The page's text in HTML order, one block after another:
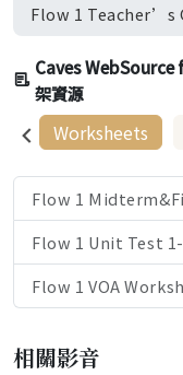
Flow 1 Teacher’s
Caves WebSource
架資源
Worksheets
Flow 1
Flow 1 Unit Test
Flow 1 VOA
相關影音